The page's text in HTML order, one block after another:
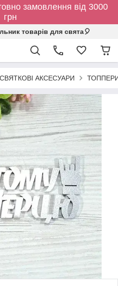
замовлення від 3000
грн
товарів для свята🎈
СВЯТКОВІ АКСЕСУАРИ